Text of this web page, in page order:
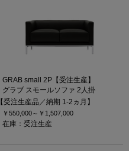
GRAB small 2P【受注生産】
グラブ スモールソファ 2人掛
【受注生産品／納期 1-2ヵ月】
￥550,000～ ￥1,507,000
在庫：受注生産